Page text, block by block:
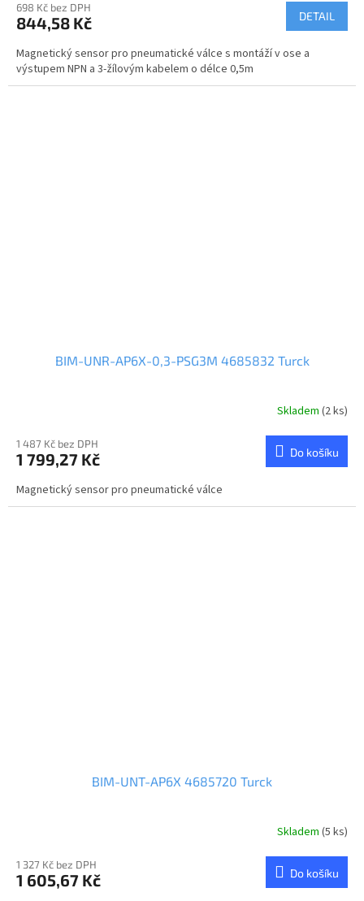
698 Kč bez DPH
844,58 Kč DETAIL
Magnetický sensor pro pneumatické válce s montáží v ose a
výstupem NPN a 3-žílovým kabelem o délce 0,5m
BIM-UNR-AP6X-0,3-PSG3M 4685832 Turck
Skladem (2 ks)
1 487 Kč bez DPH
1 799,27 Kč Do košíku
Magnetický sensor pro pneumatické válce
BIM-UNT-AP6X 4685720 Turck
Skladem (5 ks)
1 327 Kč bez DPH
1 605,67 Kč Do košíku